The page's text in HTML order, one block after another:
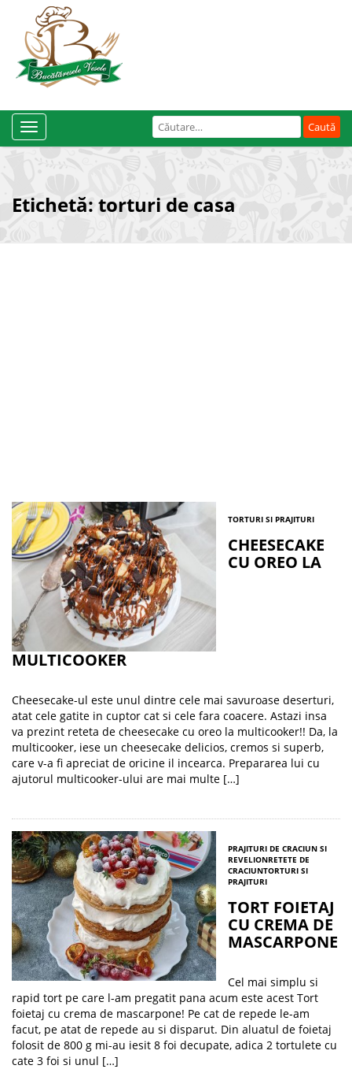
Caută
după:
Toggle
Navigation
Etichetă: torturi de casa
TORTURI SI PRAJITURI
CHEESECAKE
CU OREO LA
MULTICOOKER
Cheesecake-ul este unul dintre cele mai savuroase deserturi,
atat cele gatite in cuptor cat si cele fara coacere. Astazi insa
va prezint reteta de cheesecake cu oreo la multicooker!! Da, la
multicooker, iese un cheesecake delicios, cremos si superb,
care v-a fi apreciat de oricine il incearca. Prepararea lui cu
ajutorul multicooker-ului are mai multe […]
PRAJITURI DE CRACIUN SI
REVELIONRETETE DE
CRACIUNTORTURI SI
PRAJITURI
TORT FOIETAJ
CU CREMA DE
MASCARPONE
Cel mai simplu si
rapid tort pe care l-am pregatit pana acum este acest Tort
foietaj cu crema de mascarpone! Pe cat de repede le-am
facut, pe atat de repede au si disparut. Din aluatul de foietaj
folosit de 800 g mi-au iesit 8 foi decupate, adica 2 tortulete cu
cate 3 foi si unul […]